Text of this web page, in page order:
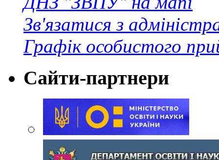
Зв'язатися з
Графік особистого
Сайти-партнери